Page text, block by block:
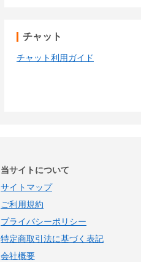
チャット
チャット利用ガイド
当サイトについて
サイトマップ
ご利用規約
プライバシーポリシー
特定商取引法に基づく表記
会社概要